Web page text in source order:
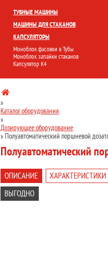
ТУБНЫЕ МАШИНЫ
МАШИНЫ ДЛЯ СТАКАНОВ
КАПСУЛЯТОРЫ
Моноблок фасовки в Тубы
Моноблок запайки стаканов
Капсулятор К4
КОМПЛЕКСНЫЕ ЛИНИИ
»
Каталог оборудования
»
Дозирующее оборудование
» Полуавтоматический поршневой
Полуавтоматический
ОПИСАНИЕ ХАРАКТЕРИСТИКИ
ВЫГОДНО